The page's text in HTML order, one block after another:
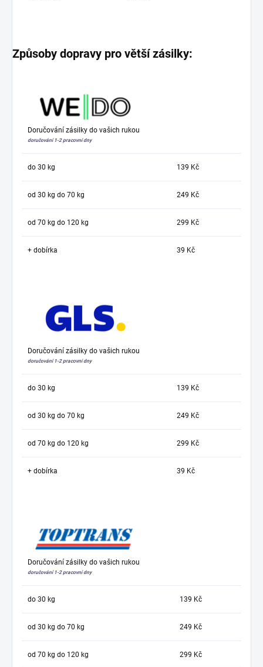
Způsoby dopravy pro větší zásilky:
Doručování zásilky do vašich rukou
doručování 1-2 pracovní dny
do 30 kg 139 Kč
od 30 kg do 70 kg 249 Kč
od 70 kg do 120 kg 299 Kč
+ dobírka 39 Kč
Doručování zásilky do vašich rukou
doručování 1-2 pracovní dny
do 30 kg 139 Kč
od 30 kg do 70 kg 249 Kč
od 70 kg do 120 kg 299 Kč
+ dobírka 39 Kč
Doručování zásilky do vašich rukou
doručování 1-2 pracovní dny
do 30 kg 139 Kč
od 30 kg do 70 kg 249 Kč
od 70 kg do 120 kg 299 Kč